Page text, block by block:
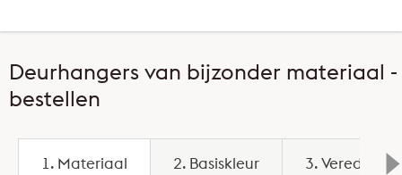
Deurhangers van bijzonder materiaal -
bestellen
1. Materiaal 2. Basiskleur 3. Veredeling